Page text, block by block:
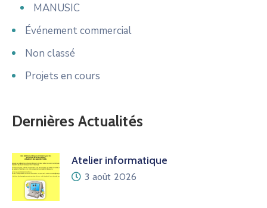
MANUSIC
Événement commercial
Non classé
Projets en cours
Dernières Actualités
Atelier informatique
3 août 2026